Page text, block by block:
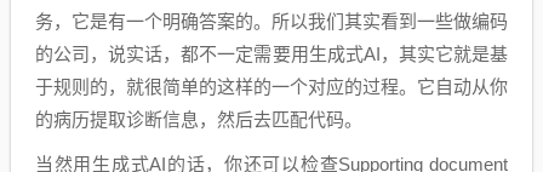
务，它是有一个明确答案的。所以我们其实看到一些做编码
的公司，说实话，都不一定需要用生成式AI，其实它就是基
于规则的，就很简单的这样的一个对应的过程。它自动从你
的病历提取诊断信息，然后去匹配代码。
当然用生成式AI的话，你还可以检查Supporting document